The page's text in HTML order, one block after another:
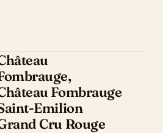
Fombrauge
Emilion
Cru Rouge